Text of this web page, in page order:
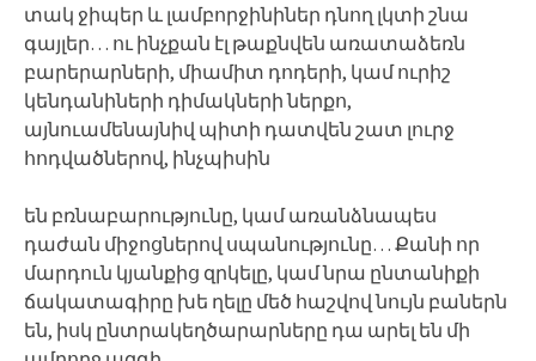
տակ ջիպեր և լամբորջինիներ դնող լկտի շնա
գայլեր… ու ինչքան էլ թաքնվեն առատաձեռն
բարերարների, միամիտ դոդերի, կամ ուրիշ
կենդանիների դիմակների ներքո,
այնուամենայնիվ պիտի դատվեն շատ լուրջ
հոդվածներով, ինչպիսին
են բռնաբարությունը, կամ առանձնապես
դաժան միջոցներով սպանությունը… Քանի որ
մարդուն կյանքից զրկելը, կամ նրա ընտանիքի
ճակատագիրը խե ղելը մեծ հաշվով նույն բաներն
են, իսկ ընտրակեղծարարները դա արել են մի